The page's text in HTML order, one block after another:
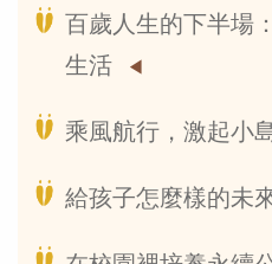
百歲人生的下半場
生活
乘風航行，激起小
給孩子怎麼樣的未